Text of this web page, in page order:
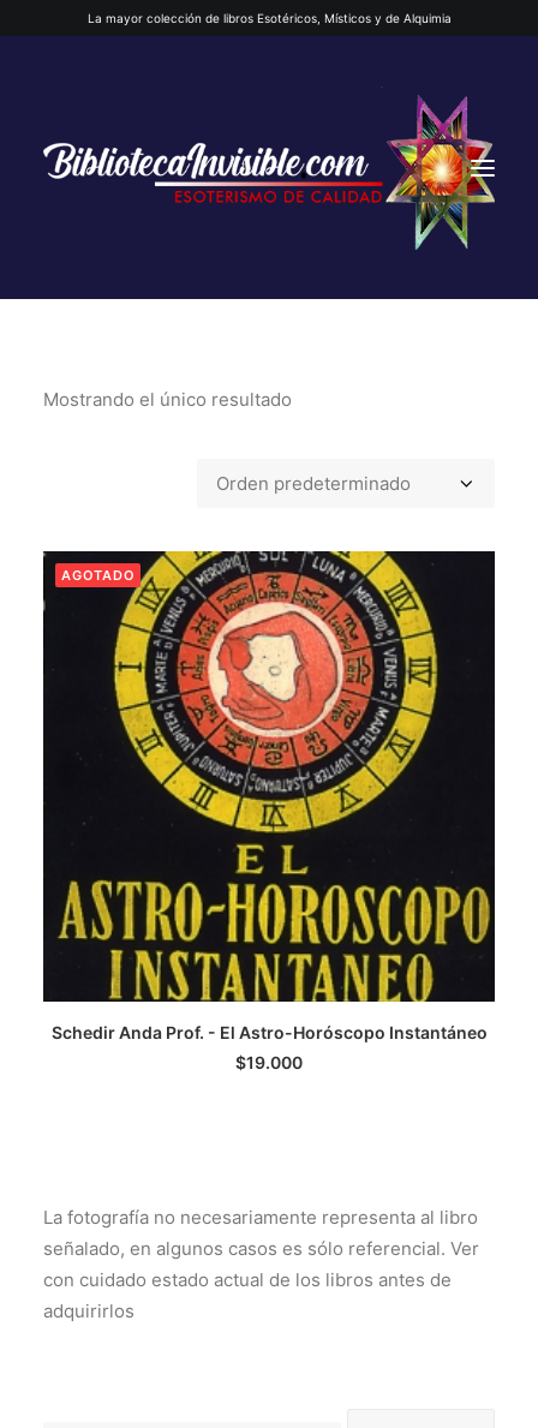
La mayor colección de libros Esotéricos, Místicos y de Alquimia
INICIO
CATEGORÍAS
AUTORES DESTACADOS
GLOSARIO
LOGIN / REGISTER
Mostrando el único resultado
AGOTADO
LEER MÁS
Schedir Anda Prof. - El Astro-Horóscopo Instantáneo
$19.000
La fotografía no necesariamente representa al libro
señalado, en algunos casos es sólo referencial. Ver
con cuidado estado actual de los libros antes de
adquirirlos